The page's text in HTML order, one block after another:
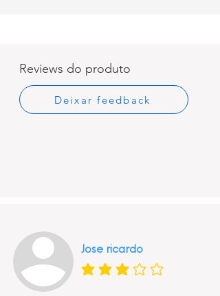
Reviews do produto
Deixar feedback
Jose ricardo
classificação média é 3 de 5